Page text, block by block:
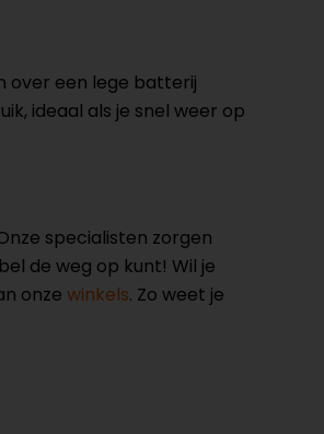
over een lege batterij
ideaal als je snel weer op
specialisten zorgen
de weg op kunt! Wil je
onze winkels. Zo weet je